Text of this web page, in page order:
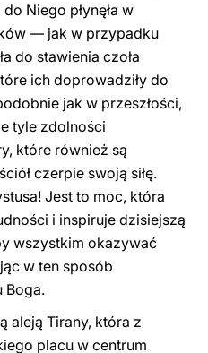
Niego płynęła w
— jak w przypadku
do stawienia czoła
ich doprowadziły do
jak w przeszłości,
tyle zdolności
które również są
czerpie swoją siłę.
Jest to moc, która
i inspiruje dzisiejszą
wszystkim okazywać
w ten sposób
Boga.
aleją Tirany, która z
placu w centrum